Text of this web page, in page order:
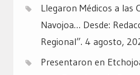
Llegaron Médicos a las
Navojoa… Desde:
Regional”. 4 agosto,
Presentaron en